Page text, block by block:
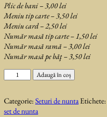
Plic de bani – 3,00 lei
Meniu tip carte – 3,50 lei
Meniu card – 2,50 lei
Număr masă tip carte – 1,50 lei
Număr masă ramă – 3,00 lei
Număr masă pe băţ – 3,50 lei
Cantitate
Adaugă în coș
Categorie:Seturi de nuntaEtichete:
set de nunta